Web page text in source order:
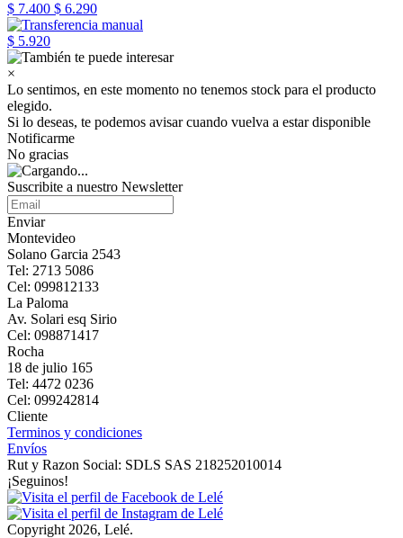
$ 7.400 $ 6.290
$ 5.920
×
Lo sentimos, en este momento no tenemos stock para el producto
elegido.
Si lo deseas, te podemos avisar cuando vuelva a estar disponible
Notificarme
No gracias
Suscribite a nuestro Newsletter
Enviar
Montevideo
Solano Garcia 2543
Tel: 2713 5086
Cel: 099812133
La Paloma
Av. Solari esq Sirio
Cel: 098871417
Rocha
18 de julio 165
Tel: 4472 0236
Cel: 099242814
Cliente
Terminos y condiciones
Envíos
Rut y Razon Social: SDLS SAS 218252010014
¡Seguinos!
Copyright 2026, Lelé.